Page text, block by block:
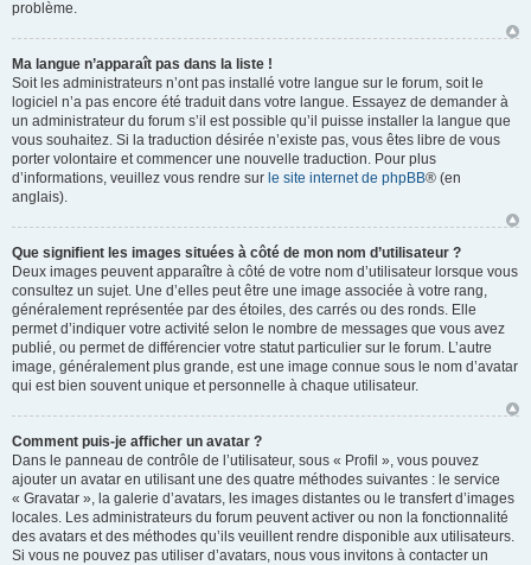
problème.
Ma langue n’apparaît pas dans la liste !
Soit les administrateurs n’ont pas installé votre langue sur le forum, soit le
logiciel n’a pas encore été traduit dans votre langue. Essayez de demander à
un administrateur du forum s’il est possible qu’il puisse installer la langue que
vous souhaitez. Si la traduction désirée n’existe pas, vous êtes libre de vous
porter volontaire et commencer une nouvelle traduction. Pour plus
d’informations, veuillez vous rendre sur le site internet de phpBB® (en
anglais).
Que signifient les images situées à côté de mon nom d’utilisateur ?
Deux images peuvent apparaître à côté de votre nom d’utilisateur lorsque vous
consultez un sujet. Une d’elles peut être une image associée à votre rang,
généralement représentée par des étoiles, des carrés ou des ronds. Elle
permet d’indiquer votre activité selon le nombre de messages que vous avez
publié, ou permet de différencier votre statut particulier sur le forum. L’autre
image, généralement plus grande, est une image connue sous le nom d’avatar
qui est bien souvent unique et personnelle à chaque utilisateur.
Comment puis-je afficher un avatar ?
Dans le panneau de contrôle de l’utilisateur, sous « Profil », vous pouvez
ajouter un avatar en utilisant une des quatre méthodes suivantes : le service
« Gravatar », la galerie d’avatars, les images distantes ou le transfert d’images
locales. Les administrateurs du forum peuvent activer ou non la fonctionnalité
des avatars et des méthodes qu’ils veuillent rendre disponible aux utilisateurs.
Si vous ne pouvez pas utiliser d’avatars, nous vous invitons à contacter un